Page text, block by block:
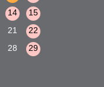
14
15
21
22
28
29